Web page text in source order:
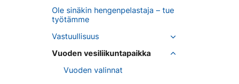
Ole sinäkin hengenpelastaja – tue
työtämme
Vastuullisuus
Vuoden vesiliikuntapaikka
Vuoden valinnat